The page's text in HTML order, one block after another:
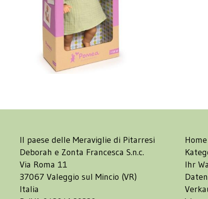
Il paese delle Meraviglie di Pitarresi
Deborah e Zonta Francesca S.n.c.
Via Roma 11
37067 Valeggio sul Mincio (VR)
Italia
Home
Ihr